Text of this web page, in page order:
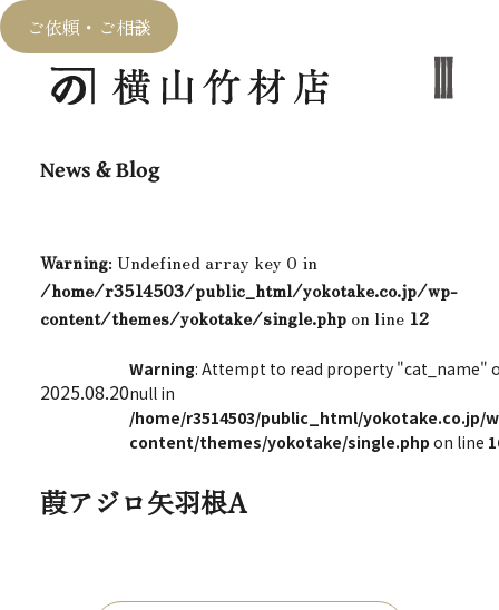
ご依頼・ご相談
News & Blog
Warning: Undefined array key 0 in
/home/r3514503/public_html/yokotake.co.jp/wp-
content/themes/yokotake/single.phpon line 12
2025.08.20
Warning: Attempt to read property "cat_name"
null in
/home/r3514503/public_html/yokotake.co.jp/
content/themes/yokotake/single.php on line
葭アジロ矢羽根A